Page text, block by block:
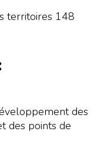
des
des points de